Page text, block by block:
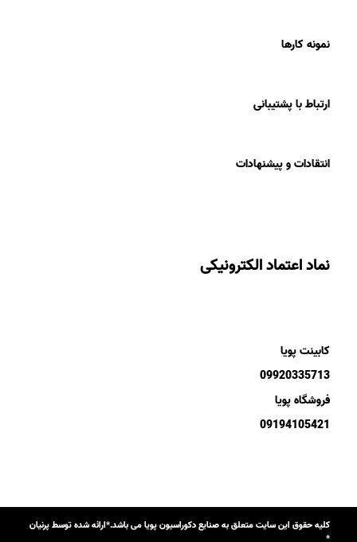
نمونه کارها
ارتباط با پشتیبانی
انتقادات و پیشنهادات
نماد اعتماد الکترونیکی
کابینت پویا
09920335713
فروشگاه پویا
09194105421
کلیه حقوق این سایت متعلق به صنایع دکوراسیون پویا می باشد.*ارائه شده توسط پرنیان